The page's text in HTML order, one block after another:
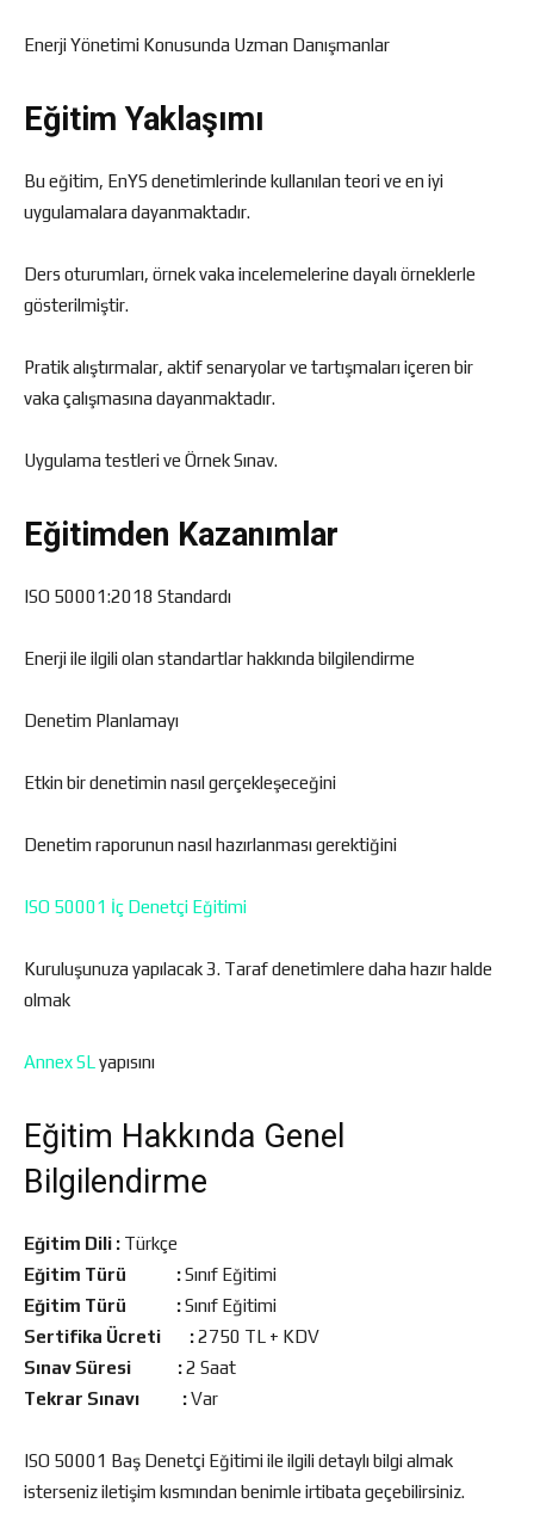
Enerji Yönetimi Konusunda Uzman Danışmanlar
Eğitim Yaklaşımı
Bu eğitim, EnYS denetimlerinde kullanılan teori ve en iyi
uygulamalara dayanmaktadır.
Ders oturumları, örnek vaka incelemelerine dayalı örneklerle
gösterilmiştir.
Pratik alıştırmalar, aktif senaryolar ve tartışmaları içeren bir
vaka çalışmasına dayanmaktadır.
Uygulama testleri ve Örnek Sınav.
Eğitimden Kazanımlar
ISO 50001:2018 Standardı
Enerji ile ilgili olan standartlar hakkında bilgilendirme
Denetim Planlamayı
Etkin bir denetimin nasıl gerçekleşeceğini
Denetim raporunun nasıl hazırlanması gerektiğini
ISO 50001 İç Denetçi Eğitimi
Kuruluşunuza yapılacak 3. Taraf denetimlere daha hazır halde
olmak
Annex SL yapısını
Eğitim Hakkında Genel
Bilgilendirme
Eğitim Dili : Türkçe
Eğitim Türü :Sınıf Eğitimi
Eğitim Türü :Sınıf Eğitimi
Sertifika Ücreti :2750 TL + KDV
Sınav Süresi :2 Saat
Tekrar Sınavı :Var
ISO 50001 Baş Denetçi Eğitimi ile ilgili detaylı bilgi almak
isterseniz iletişim kısmından benimle irtibata geçebilirsiniz.